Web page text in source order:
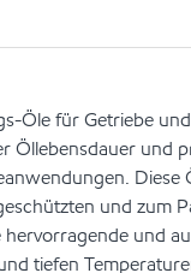
Öle für Getriebe
Öllebensdauer und
Diese
und zum
und
tiefen